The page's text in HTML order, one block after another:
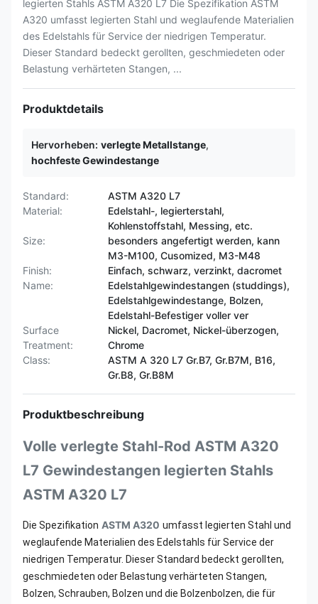
legierten Stahls ASTM A320 L7 Die Spezifikation ASTM
A320 umfasst legierten Stahl und weglaufende Materialien
des Edelstahls für Service der niedrigen Temperatur.
Dieser Standard bedeckt gerollten, geschmiedeten oder
Belastung verhärteten Stangen, ...
Produktdetails
Hervorheben: verlegte Metallstange,
hochfeste Gewindestange
Standard:
ASTM A320 L7
Material:
Edelstahl-, legierterstahl,
Kohlenstoffstahl, Messing, etc.
Size:
besonders angefertigt werden, kann
M3-M100, Cusomized, M3-M48
Finish:
Einfach, schwarz, verzinkt, dacromet
Name:
Edelstahlgewindestangen (studdings),
Edelstahlgewindestange, Bolzen,
Edelstahl-Befestiger voller ver
Surface
Treatment:
Nickel, Dacromet, Nickel-überzogen,
Chrome
Class:
ASTM A 320 L7 Gr.B7, Gr.B7M, B16,
Gr.B8, Gr.B8M
Produktbeschreibung
Volle verlegte Stahl-Rod ASTM A320
L7 Gewindestangen legierten Stahls
ASTM A320 L7
Die Spezifikation ASTM A320 umfasst legierten Stahl und
weglaufende Materialien des Edelstahls für Service der
niedrigen Temperatur. Dieser Standard bedeckt gerollten,
geschmiedeten oder Belastung verhärteten Stangen,
Bolzen, Schrauben, Bolzen und die Bolzenbolzen, die für